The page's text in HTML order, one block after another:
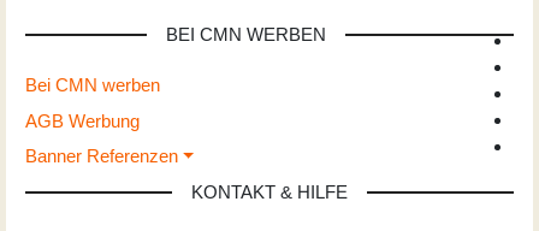
BEI CMN WERBEN
Bei CMN werben
AGB Werbung
Banner Referenzen
KONTAKT & HILFE